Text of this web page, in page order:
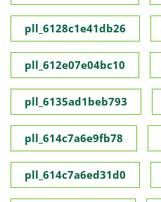
pll_6128c1e41db26
pll_612e07e04bc10
pll_6135ad1beb793
pll_614c7a6e9fb78
pll_614c7a6ed31d0